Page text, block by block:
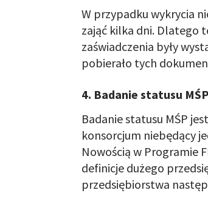
W przypadku wykrycia
zająć kilka dni. Dlatego
zaświadczenia były
pobierało tych
4. Badanie statusu
Badanie statusu MŚP
konsorcjum niebędący
Nowością w Programie
definicje dużego
przedsiębiorstwa